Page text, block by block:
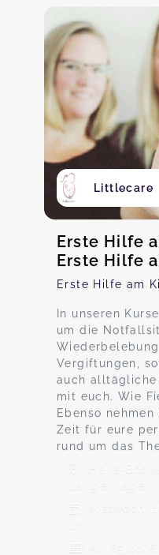
Littlecare
Erste Hilfe
Erste Hilfe
Erste Hilfe am
In unseren
um die
Vergiftungen,
auch alltägliche
mit euch. Wie
Ebenso
Zeit für eure
rund um das
Hans-
Mittwoch,
Ab 65,00 €